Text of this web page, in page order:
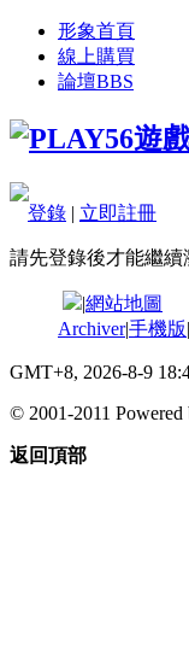
形象首頁
線上購買
論壇BBS
登錄 | 立即註冊
請先登錄後才能繼續
|網站地圖
Archiver|手機版|
GMT+8, 2026-8-9
© 2001-2011 Powered
返回頂部